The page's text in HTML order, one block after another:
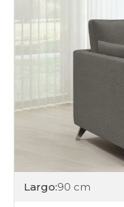
Largo:90 cm